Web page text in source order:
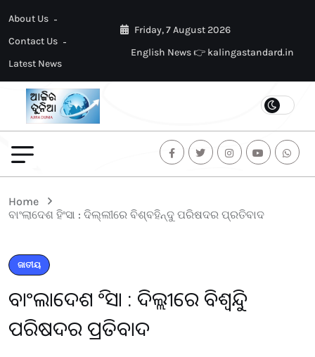
About Us
Contact Us
Latest News
Friday, 7 August 2026
English News 👉 kalingastandard.in
Home
ବାଂଲାଦେଶ ହିଂସା : ଦିଲ୍ଲୀରେ ବିଶ୍ବହିନ୍ଦୁ ପରିଷଦର ପ୍ରତିବାଦ
ଜାତୀୟ
ବାଂଲାଦେଶ ହିଂସା : ଦିଲ୍ଲୀରେ ବିଶ୍ବହିନ୍ଦୁ
ପରିଷଦର ପ୍ରତିବାଦ